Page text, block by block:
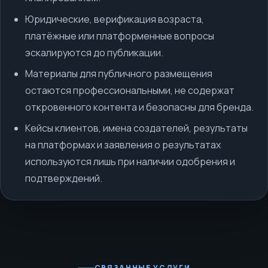
Юридические, верификация возраста,
платёжные или платформенные вопросы
эскалируются до публикации.
Материалы для публичного размещения
остаются профессиональными, не содержат
откровенного контента и безопасны для бренда.
Кейсы клиентов, имена создателей, результаты
на платформах и заявления о результатах
используются лишь при наличии одобрения и
подтверждений.